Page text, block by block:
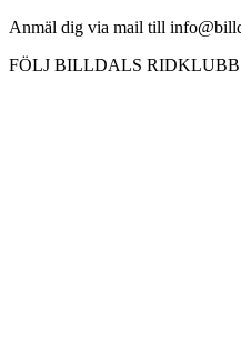
Anmäl dig via mail till
FÖLJ BILLDALS RIDKLUBB